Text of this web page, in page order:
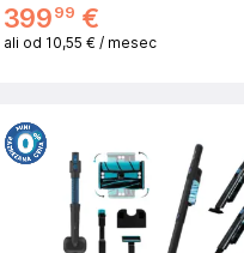
39999 €
ali od 10,55 € / mesec